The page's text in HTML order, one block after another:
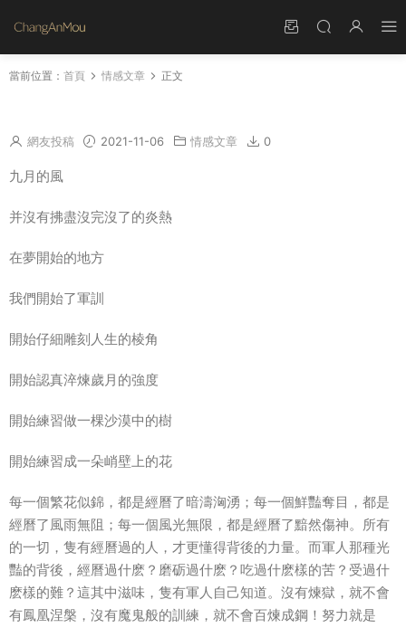
當前位置： 首頁 情感文章 正文
網友投稿 2021-11-06 情感文章 0
九月的風
并沒有拂盡沒完沒了的炎熱
在夢開始的地方
我們開始了軍訓
開始仔細雕刻人生的棱角
開始認真淬煉歲月的強度
開始練習做一棵沙漠中的樹
開始練習成一朵峭壁上的花
每一個繁花似錦，都是經曆了暗濤洶湧；每一個鮮豔奪目，都是
經曆了風雨無阻；每一個風光無限，都是經曆了黯然傷神。所有
的一切，隻有經曆過的人，才更懂得背後的力量。而軍人那種光
豔的背後，經曆過什麽？磨砺過什麽？吃過什麽樣的苦？受過什
麽樣的難？這其中滋味，隻有軍人自己知道。沒有煉獄，就不會
有鳳凰涅槃，沒有魔鬼般的訓練，就不會百煉成鋼！努力就是